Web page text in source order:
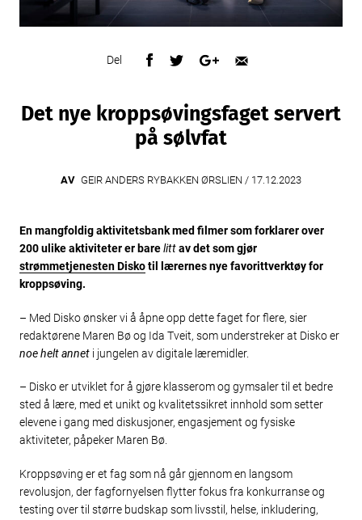
Del
Det nye kroppsøvingsfaget servert
på sølvfat
AV GEIR ANDERS RYBAKKEN ØRSLIEN / 17.12.2023
En mangfoldig aktivitetsbank med filmer som forklarer over
200 ulike aktiviteter er barelittav det som gjør
strømmetjenesten Diskotil lærernes nye favorittverktøy for
kroppsøving.
– Med Disko ønsker vi å åpne opp dette faget for flere, sier
redaktørene Maren Bø og Ida Tveit, som understreker at Disko er
noe helt annet i jungelen av digitale læremidler.
– Disko er utviklet for å gjøre klasserom og gymsaler til et bedre
sted å lære, med et unikt og kvalitetssikret innhold som setter
elevene i gang med diskusjoner, engasjement og fysiske
aktiviteter, påpeker Maren Bø.
Kroppsøving er et fag som nå går gjennom en langsom
revolusjon, der fagfornyelsen flytter fokus fra konkurranse og
testing over til større budskap som livsstil, helse, inkludering,